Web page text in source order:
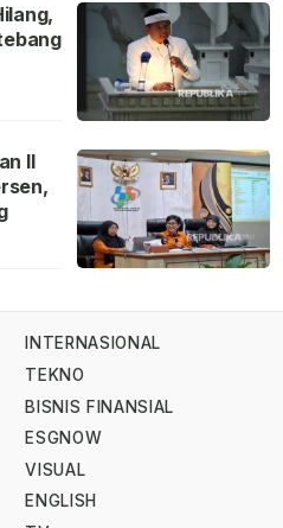
II
INTERNASIONAL
TEKNO
BISNIS FINANSIAL
ESGNOW
VISUAL
ENGLISH